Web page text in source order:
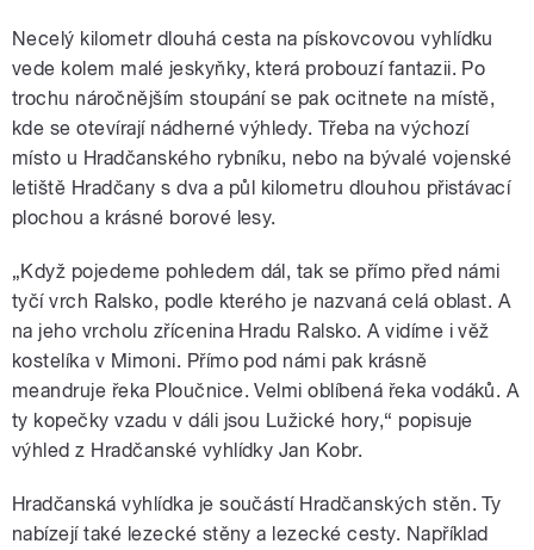
Necelý kilometr dlouhá cesta na pískovcovou vyhlídku
vede kolem malé jeskyňky, která probouzí fantazii. Po
trochu náročnějším stoupání se pak ocitnete na místě,
kde se otevírají nádherné výhledy. Třeba na výchozí
místo u Hradčanského rybníku, nebo na bývalé vojenské
letiště Hradčany s dva a půl kilometru dlouhou přistávací
plochou a krásné borové lesy.
„Když pojedeme pohledem dál, tak se přímo před námi
tyčí vrch Ralsko, podle kterého je nazvaná celá oblast. A
na jeho vrcholu zřícenina Hradu Ralsko. A vidíme i věž
kostelíka v Mimoni. Přímo pod námi pak krásně
meandruje řeka Ploučnice. Velmi oblíbená řeka vodáků. A
ty kopečky vzadu v dáli jsou Lužické hory,“ popisuje
výhled z Hradčanské vyhlídky Jan Kobr.
Hradčanská vyhlídka je součástí Hradčanských stěn. Ty
nabízejí také lezecké stěny a lezecké cesty. Například